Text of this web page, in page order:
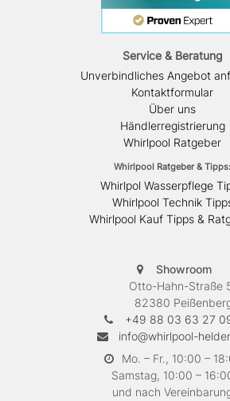
Service & Beratung
Unverbindliches Angebot
Kontaktformular
Über uns
Händlerregistrierung
Whirlpool Ratgeber
Whirlpool Ratgeber & Tipps:
Whirlpol Wasserpflege
Whirlpool Technik
Whirlpool Kauf Tipps &
Showroom
Otto-Hahn-Straße
82380
+49 88 03 63 27
info@whirlpool-
Mo. – Fr., 10:00 –
Samstag, 10:00 –
und nach